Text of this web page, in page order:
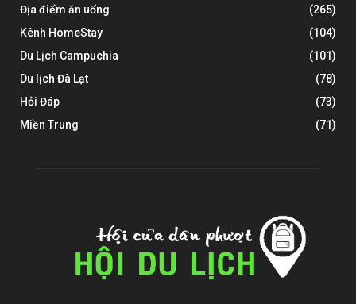
Địa điểm ăn uống
(265)
Kênh HomeStay
(104)
Du Lịch Campuchia
(101)
Du lịch Đà Lạt
(78)
Hỏi Đáp
(73)
Miền Trung
(71)